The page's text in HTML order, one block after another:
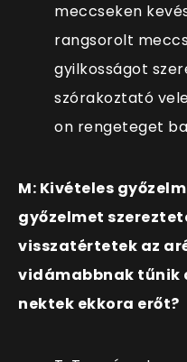
meccseken
rangsorolt
gyilkosságot
szórakoztató
on rengeteget
M: Kivételes
győzelmet
visszatértetek az
vidámabbnak tűnik
nektek ekkora erőt?